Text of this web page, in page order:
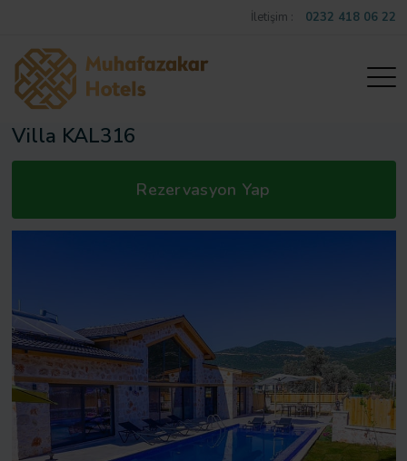
İletişim : 0232 418 06 22
Villa KAL316
Rezervasyon Yap